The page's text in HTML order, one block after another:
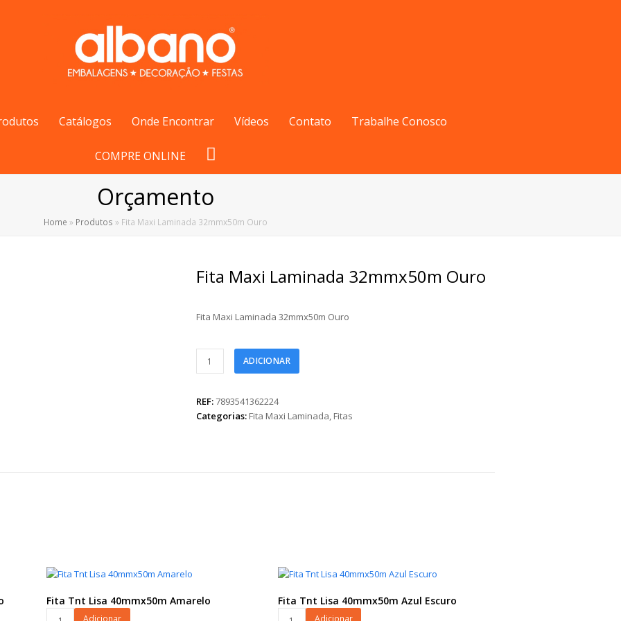
Catálogos Onde Encontrar Vídeos Contato Trabalhe Conosco
COMPRE ONLINE
Orçamento
Home » Produtos » Fita Maxi Laminada 32mmx50m Ouro
Fita Maxi Laminada 32mmx50m Ouro
Fita Maxi Laminada 32mmx50m Ouro
32mmx50m
Ouro
ADICIONAR
REF:7893541362224
Categorias: Fita Maxi Laminada, Fitas
Fita Tnt Lisa 40mmx50m Amarelo Fita Tnt Lisa 40mmx50m Azul Escuro